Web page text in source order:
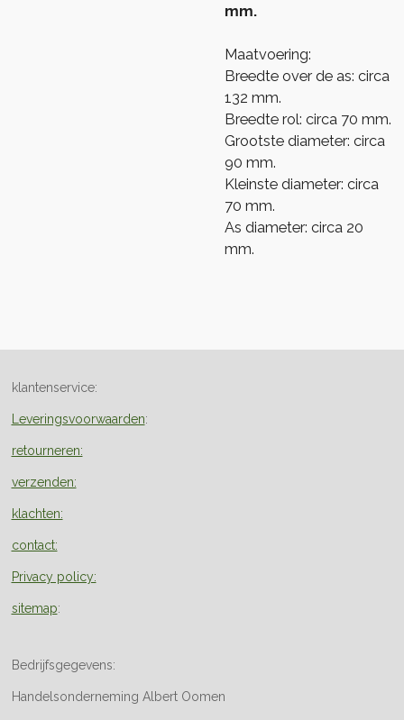
mm.
Maatvoering:
Breedte over de as: circa
132 mm.
Breedte rol: circa 70 mm.
Grootste diameter: circa
90 mm.
Kleinste diameter: circa
70 mm.
As diameter: circa 20
mm.
klantenservice:
Leveringsvoorwaarden:
retourneren:
verzenden:
klachten:
contact:
Privacy policy:
sitemap:
Bedrijfsgegevens:
Handelsonderneming Albert Oomen